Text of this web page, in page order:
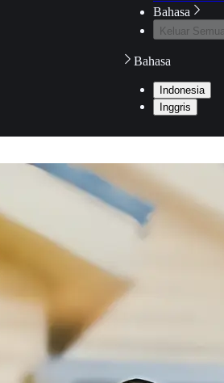
Bahasa
Keluar
Bahasa
Indonesia
Inggris